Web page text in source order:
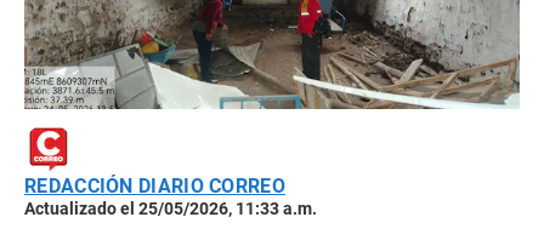
REDACCIÓN DIARIO CORREO
Actualizado el 25/05/2026, 11:33 a.m.